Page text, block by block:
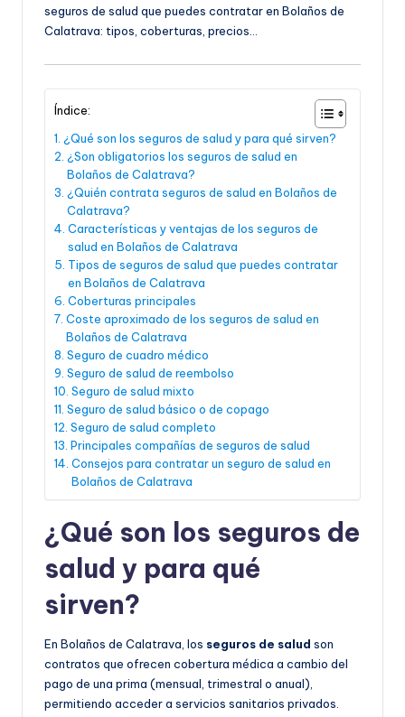
seguros de salud que puedes contratar en Bolaños de
Calatrava: tipos, coberturas, precios…
Índice:
¿Qué son los seguros de salud y para qué sirven?
¿Son obligatorios los seguros de salud en
Bolaños de Calatrava?
¿Quién contrata seguros de salud en Bolaños de
Calatrava?
Características y ventajas de los seguros de
salud en Bolaños de Calatrava
Tipos de seguros de salud que puedes contratar
en Bolaños de Calatrava
Coberturas principales
Coste aproximado de los seguros de salud en
Bolaños de Calatrava
Seguro de cuadro médico
Seguro de salud de reembolso
Seguro de salud mixto
Seguro de salud básico o de copago
Seguro de salud completo
Principales compañías de seguros de salud
Consejos para contratar un seguro de salud en
Bolaños de Calatrava
¿Qué son los seguros de
salud y para qué
sirven?
En Bolaños de Calatrava, los seguros de salud son
contratos que ofrecen cobertura médica a cambio del
pago de una prima (mensual, trimestral o anual),
permitiendo acceder a servicios sanitarios privados.